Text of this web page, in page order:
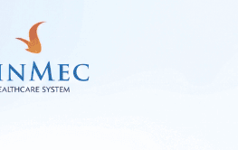
du
số vùng như Quảng Đông,
kiếm ngô thù du ở Việt